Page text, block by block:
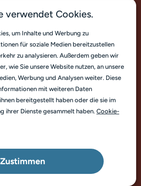
2026
verwendet Cookies.
um Inhalte und Werbung zu
für soziale Medien bereitzustellen
zu analysieren. Außerdem geben wir
wie Sie unsere Website nutzen, an unsere
Werbung und Analysen weiter. Diese
mit weiteren Daten
bereitgestellt haben oder die sie im
ihrer Dienste gesammelt haben. Cookie-
Zustimmen